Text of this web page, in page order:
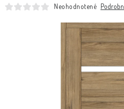
Neohodnotené